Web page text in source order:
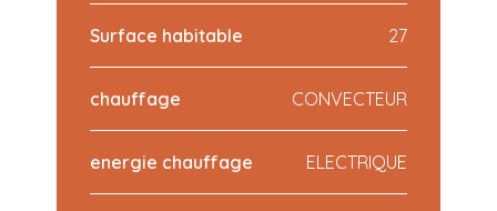
Surface habitable 27
chauffage CONVECTEUR
energie chauffage ELECTRIQUE